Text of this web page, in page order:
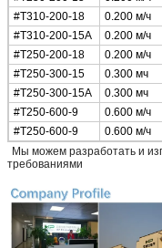
#T310-200-18
0.200 м/ч
#T310-200-15A
0.200 м/ч
#T250-200-18
0.200 м/ч
#T250-300-15
0.300 мч
#T250-300-15A
0.300 мч
#T250-600-9
0.600 м/ч
#T250-600-9
0.600 м/ч
Мы можем разработать и
требованиями